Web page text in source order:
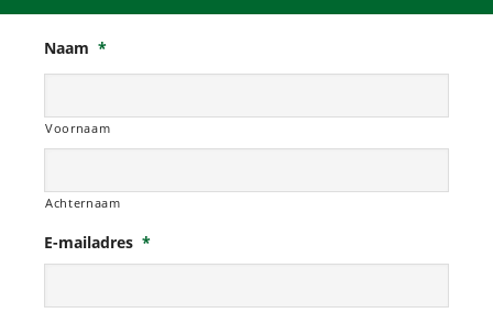
Naam *
Voornaam
Achternaam
E-mailadres *